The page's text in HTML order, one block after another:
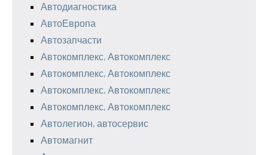
Автодиагностика
АвтоЕвропа
Автозапчасти
Автокомплекс, Автокомплекс
Автокомплекс, Автокомплекс
Автокомплекс, Автокомплекс
Автокомплекс, Автокомплекс
Автолегион, автосервис
Автомагнит